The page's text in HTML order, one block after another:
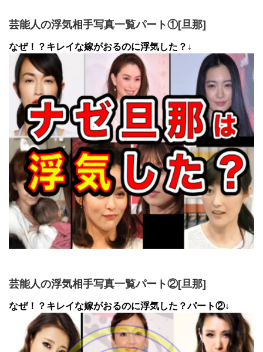
芸能人の浮気相手写真一覧パート①[旦那]
なぜ！？キレイな嫁がおるのに浮気した？↓
芸能人の浮気相手写真一覧パート②[旦那]
なぜ！？キレイな嫁がおるのに浮気した？パート②↓